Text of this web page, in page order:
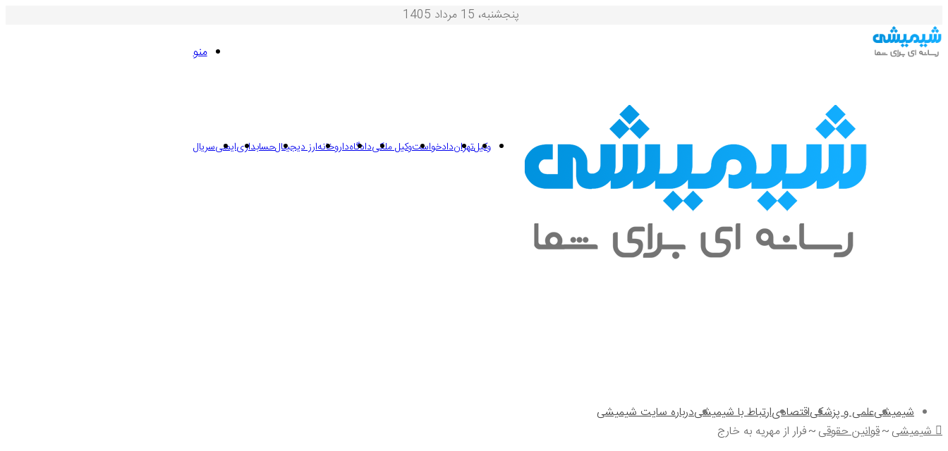
منو
وکیلتهراندادخواستوکیل ملکیدادگاهداروخانهارز دیجیتالحسابداریایمنیسریال
پنجشنبه، 15 مرداد 1405
شیمیشیعلمی و پزشکیاقتصادیارتباط با شیمیشیدرباره سایت شیمیشی
شیمیشی~قوانین حقوقی~فرار از مهریه به خارج